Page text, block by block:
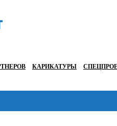
КАРИКАТУРЫ